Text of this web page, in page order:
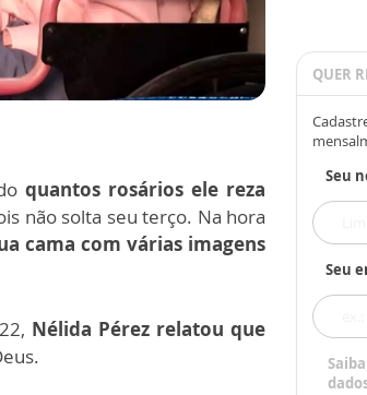
quantos rosários ele reza
não solta seu terço. Na hora
cama com várias imagens
Nélida Pérez relatou que
QUER
Seu
Seu